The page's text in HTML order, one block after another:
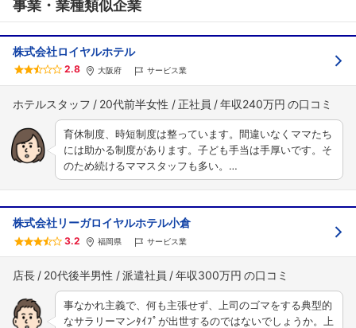
事業・業種類似企業
株式会社ロイヤルホテル
2.8 大阪府 サービス業
ホテルスタッフ 20代前半女性 正社員 年収240万円
育休制度、時短制度は整っています。間違いなくママたち
には助かる制度があります。子ども手当は手厚いです。そ
のため続けるママスタッフも多い。…
株式会社リーガロイヤルホテル小倉
3.2 福岡県 サービス業
店長 20代後半男性 派遣社員 年収300万円
事なかれ主義で、何も主張せず、上司のゴマをする典型的
なサラリーマンﾀｲﾌﾟが出世するのではないでしょうか。上